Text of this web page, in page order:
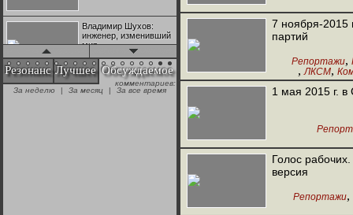
Владимир Шухов:
инженер, изменивший
мир
"Аркадий Коц" на
эгалите-фесте "Не
Резонанс Лучшее Обсуждаемое
комментариев:
За неделю
| За месяц | За все время
7 ноября-2015
партий
Репортажи,
, ЛКСМ,
1 мая 2015 г.
Голос
версия
Репортажи,